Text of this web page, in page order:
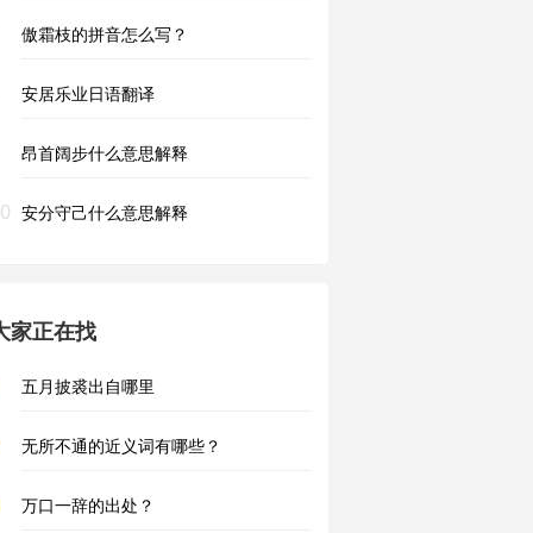
傲霜枝的拼音怎么写？
安居乐业日语翻译
昂首阔步什么意思解释
安分守己什么意思解释
家正在找
五月披裘出自哪里
无所不通的近义词有哪些？
万口一辞的出处？